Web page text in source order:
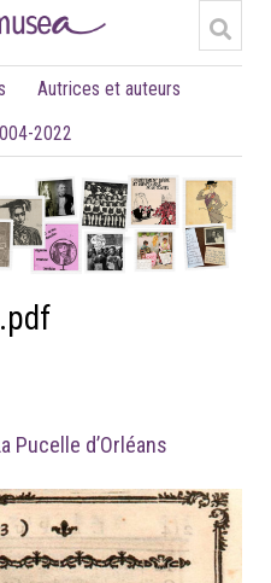
Autrices et auteurs
2022
Pucelle d’Orléans